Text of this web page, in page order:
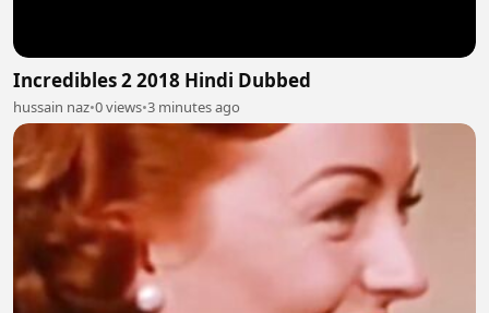
Incredibles 2 2018 Hindi Dubbed
hussain naz•0 views•3 minutes ago